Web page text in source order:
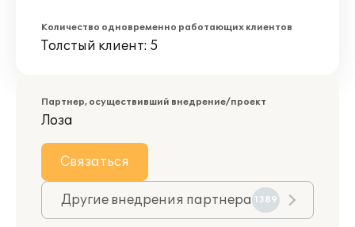
Количество одновременно работающих клиентов
Толстый клиент: 5
Партнер, осуществивший внедрение/проект
Лоза
Связаться
Другие внедрения партнера 1389